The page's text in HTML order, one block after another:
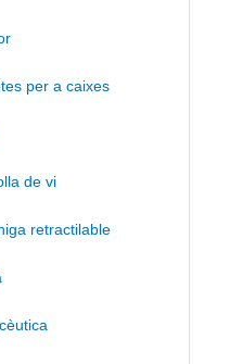
per a caixes
de vi
retractilable